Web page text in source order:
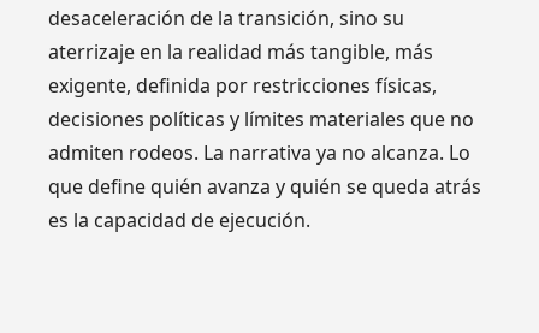
desaceleración de la transición, sino su
aterrizaje en la realidad más tangible, más
exigente, definida por restricciones físicas,
decisiones políticas y límites materiales que no
admiten rodeos. La narrativa ya no alcanza. Lo
que define quién avanza y quién se queda atrás
es la capacidad de ejecución.